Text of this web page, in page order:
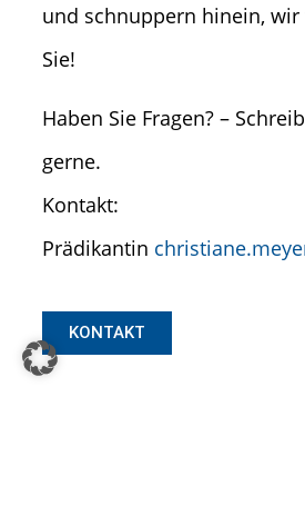
und schnuppern hinein,
Sie!
Haben Sie Fragen? –
gerne.
Kontakt:
Prädikantin
KONTAKT